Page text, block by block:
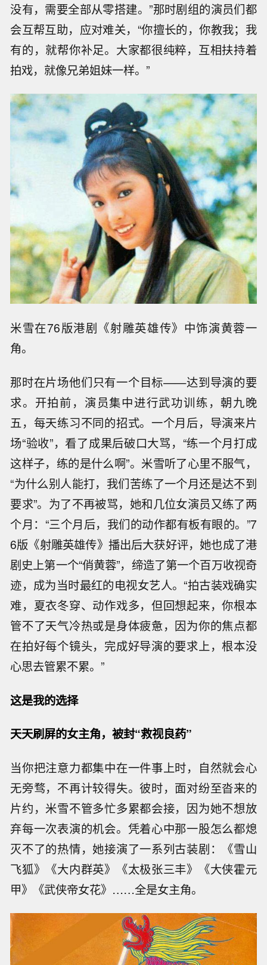
没有，需要全部从零搭建。”那时剧组的演员们都
会互帮互助，应对难关，“你擅长的，你教我；我
有的，就帮你补足。大家都很纯粹，互相扶持着
拍戏，就像兄弟姐妹一样。”
米雪在76版港剧《射雕英雄传》中饰演黄蓉一
角。
那时在片场他们只有一个目标——达到导演的要
求。开拍前，演员集中进行武功训练，朝九晚
五，每天练习不同的招式。一个月后，导演来片
场“验收”，看了成果后破口大骂，“练一个月打成
这样子，练的是什么啊”。米雪听了心里不服气，
“为什么别人能打，我们苦练了一个月还是达不到
要求”。为了不再被骂，她和几位女演员又练了两
个月：“三个月后，我们的动作都有板有眼的。”7
6版《射雕英雄传》播出后大获好评，她也成了港
剧史上第一个“俏黄蓉”，缔造了第一个百万收视奇
迹，成为当时最红的电视女艺人。“拍古装戏确实
难，夏衣冬穿、动作戏多，但回想起来，你根本
管不了天气冷热或是身体疲惫，因为你的焦点都
在拍好每个镜头，完成好导演的要求上，根本没
心思去管累不累。”
这是我的选择
天天刷屏的女主角，被封“救视良药”
当你把注意力都集中在一件事上时，自然就会心
无旁骛，不再计较得失。彼时，面对纷至沓来的
片约，米雪不管多忙多累都会接，因为她不想放
弃每一次表演的机会。凭着心中那一股怎么都熄
灭不了的热情，她接演了一系列古装剧：《雪山
飞狐》《大内群英》《太极张三丰》《大侠霍元
甲》《武侠帝女花》……全是女主角。